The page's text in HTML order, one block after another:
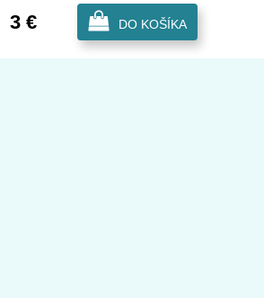
3 € DO KOŠÍKA